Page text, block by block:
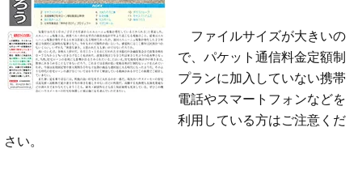
ファイルサイズが大きいの
で、パケット通信料金定額制
プランに加入していない携帯
電話やスマートフォンなどを
利用している方はご注意くだ
さい。